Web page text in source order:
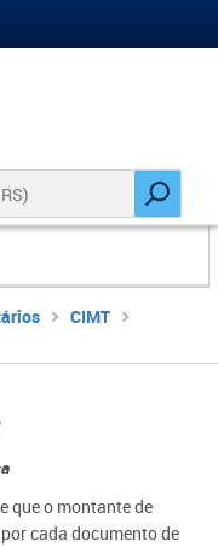
CIMT
que o montante de
cada documento de